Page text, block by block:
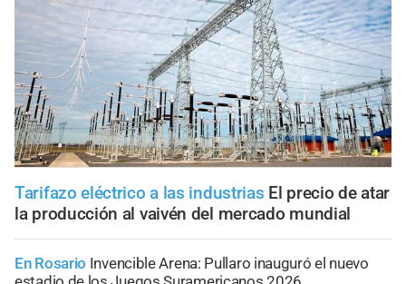
Tarifazo eléctrico a las industrias El precio de atar
la producción al vaivén del mercado mundial
En Rosario Invencible Arena: Pullaro inauguró el nuevo